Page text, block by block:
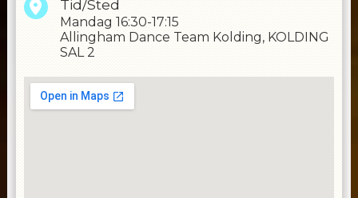
Tid/Sted
Mandag 16:30-17:15
Allingham Dance Team Kolding, KOLDING
SAL 2